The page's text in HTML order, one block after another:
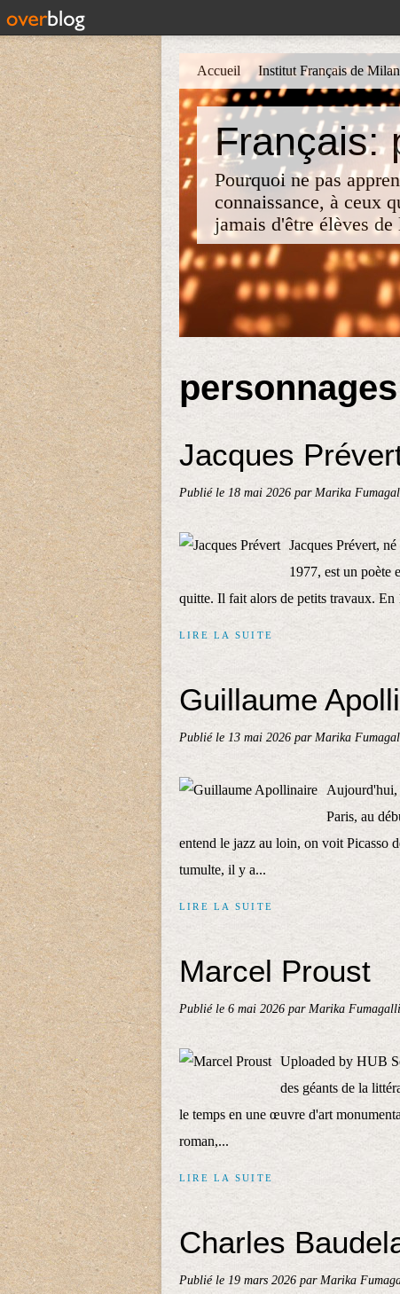
Français:
Pourquoi ne pas
connaissance, à ceux
jamais d'être élèves
Accueil Institut Français de Milan
personnages
Jacques
Publié le 18 mai 2026 par Marika
Jacques Prévert,
1977, est un poète
quitte. Il fait alors de petits travaux.
LIRE LA SUITE
Guillaume
Publié le 13 mai 2026 par Marika
Aujourd'hui,
Paris, au
entend le jazz au loin, on voit Picasso
tumulte, il y a...
LIRE LA SUITE
Marcel Proust
Publié le 6 mai 2026 par Marika Fumagalli
Uploaded by HUB
des géants de la
le temps en une œuvre d'art
roman,...
LIRE LA SUITE
Charles
Publié le 19 mars 2026 par Marika